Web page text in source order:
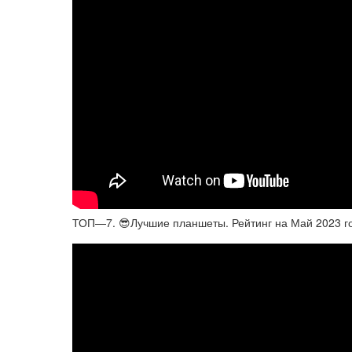
ТОП—7. 😎Лучшие планшеты. Рейтинг на Май 2023